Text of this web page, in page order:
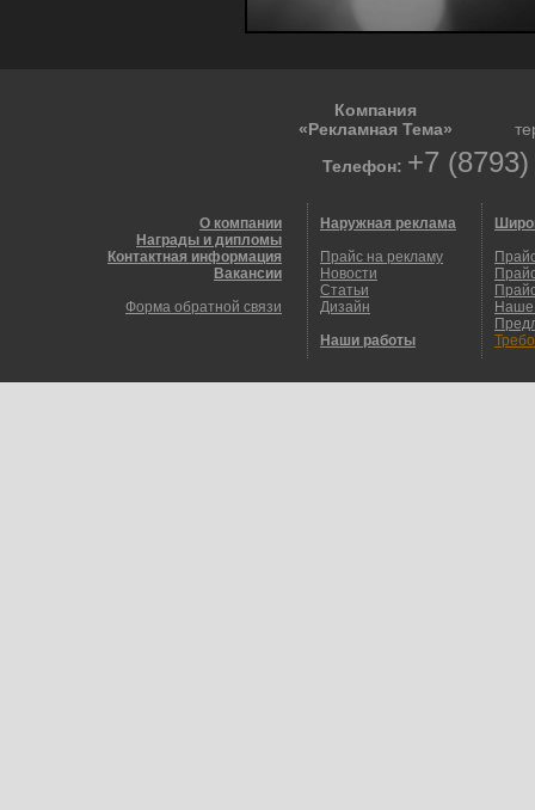
Компания
«Рекламная Тема»
Телефон: +7
О компании
Награды и дипломы
Контактная информация
Вакансии
Форма обратной связи
Наружная реклама
Прайс на рекламу
Новости
Статьи
Дизайн
Наши работы
Наше